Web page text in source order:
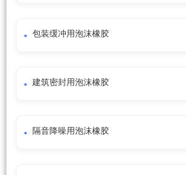
包装缓冲用泡沫橡胶
建筑密封用泡沫橡胶
隔音降噪用泡沫橡胶